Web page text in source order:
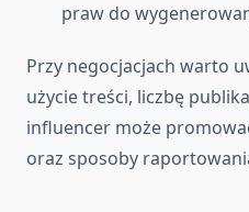
praw do
Przy negocjacjach warto
użycie treści, liczbę
influencer może
oraz sposoby